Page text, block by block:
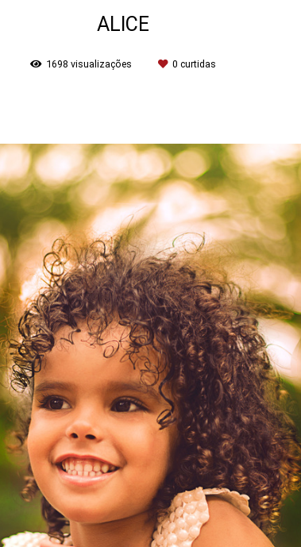
ALICE
1698 visualizações 0 curtidas